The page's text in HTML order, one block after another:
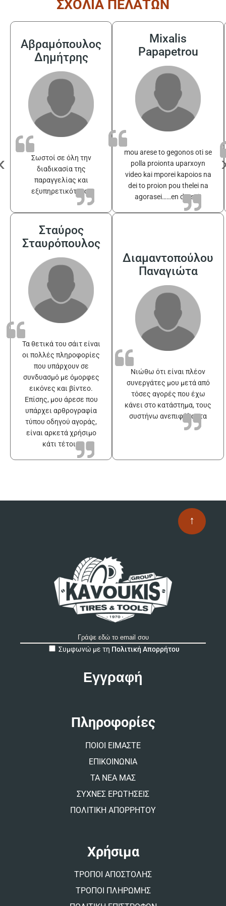
ΣΧΟΛΙΑ ΠΕΛΑΤΩΝ
Αβραμόπουλος
Δημήτρης
Σωστοί σε όλη την
διαδικασία της
παραγγελίας και
εξυπηρετικότατοι
Mixalis
Papapetrou
mou arese to gegonos oti se
polla proionta uparxoyn
video kai mporei kapoios na
dei to proion pou thelei na
agorasei……en drasei!
Σταύρος
Σταυρόπουλος
Τα θετικά του σάιτ είναι
οι πολλές πληροφορίες
που υπάρχουν σε
συνδυασμό με όμορφες
εικόνες και βίντεο.
Επίσης, μου άρεσε που
υπάρχει αρθρογραφία
τύπου οδηγού αγοράς,
είναι αρκετά χρήσιμο
κάτι τέτοιο
Διαμαντοπούλου
Παναγιώτα
Νιώθω ότι είναι πλέον
συνεργάτες μου μετά από
τόσες αγορές που έχω
κάνει στο κατάστημα, τους
συστήνω ανεπιφύλακτα
↑
Συμφωνώ με τη Πολιτική Απορρήτου
Πληροφορίες
ΠΟΙΟΙ ΕΙΜΑΣΤΕ
ΕΠΙΚΟΙΝΩΝΙΑ
ΤΑ ΝΕΑ ΜΑΣ
ΣΥΧΝΕΣ ΕΡΩΤΗΣΕΙΣ
ΠΟΛΙΤΙΚΗ ΑΠΟΡΡΗΤΟΥ
Χρήσιμα
ΤΡΟΠΟΙ ΑΠΟΣΤΟΛΗΣ
ΤΡΟΠΟΙ ΠΛΗΡΩΜΗΣ